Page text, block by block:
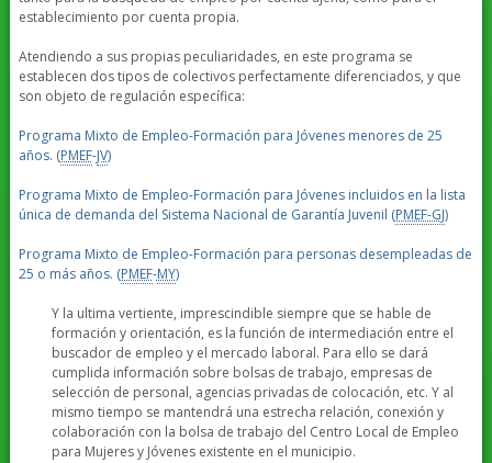
establecimiento por cuenta propia.
Atendiendo a sus propias peculiaridades, en este programa se
establecen dos tipos de colectivos perfectamente diferenciados, y que
son objeto de regulación específica:
Programa Mixto de Empleo-Formación para Jóvenes menores de 25
años. (PMEF-JV)
Programa Mixto de Empleo-Formación para Jóvenes incluidos en la lista
única de demanda del Sistema Nacional de Garantía Juvenil (PMEF-GJ)
Programa Mixto de Empleo-Formación para personas desempleadas de
25 o más años. (PMEF-MY)
Y la ultima vertiente, imprescindible siempre que se hable de
formación y orientación, es la función de intermediación entre el
buscador de empleo y el mercado laboral. Para ello se dará
cumplida información sobre bolsas de trabajo, empresas de
selección de personal, agencias privadas de colocación, etc. Y al
mismo tiempo se mantendrá una estrecha relación, conexión y
colaboración con la bolsa de trabajo del Centro Local de Empleo
para Mujeres y Jóvenes existente en el municipio.